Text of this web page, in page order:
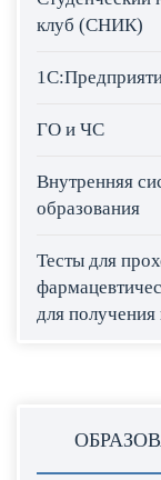
клуб (СНИК)
ГО и ЧС
Внутренняя
образования
Тесты для
для